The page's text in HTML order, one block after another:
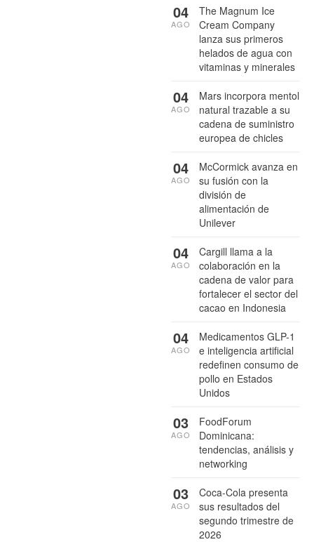
The Magnum Ice
Cream Company
lanza sus primeros
helados de agua con
vitaminas y minerales
04
AGO
Mars incorpora mentol
natural trazable a su
cadena de suministro
europea de chicles
04
AGO
McCormick avanza en
su fusión con la
división de
alimentación de
Unilever
04
AGO
Cargill llama a la
colaboración en la
cadena de valor para
fortalecer el sector del
cacao en Indonesia
04
AGO
Medicamentos GLP-1
e inteligencia artificial
redefinen consumo de
pollo en Estados
Unidos
04
AGO
FoodForum
Dominicana:
tendencias, análisis y
networking
03
AGO
Coca-Cola presenta
sus resultados del
segundo trimestre de
2026
03
AGO